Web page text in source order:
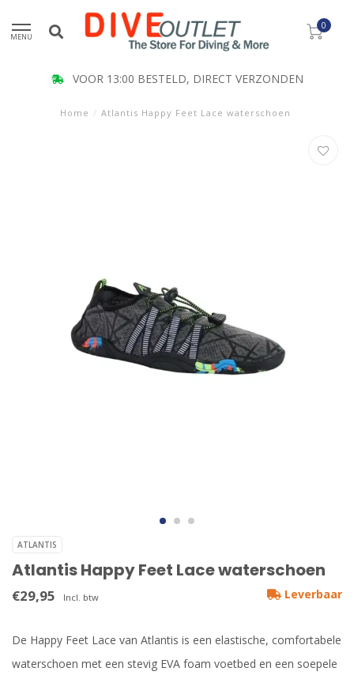
MENU
0
VOOR 13:00 BESTELD, DIRECT VERZONDEN
Home / Atlantis Happy Feet Lace waterschoen
ATLANTIS
Atlantis Happy Feet Lace waterschoen
€29,95 Incl. btw Leverbaar
De Happy Feet Lace van Atlantis is een elastische, comfortabele
waterschoen met een stevig EVA foam voetbed en een soepele